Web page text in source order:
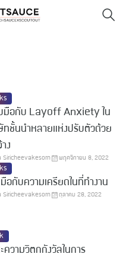
มือกับ Layoff Anxiety ใน
ทชั้นนำหลายแห่งปรับตัวด้วย
ง
Siricheevakesorn พฤศจิกายน 8, 2022
อกับความเครียดในที่ทำงาน
Siricheevakesorn ตุลาคม 28, 2022
ความวิตกกังวัลในการ